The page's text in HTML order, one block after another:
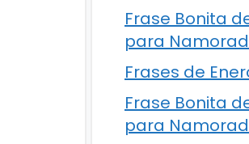
Frase Bonita
para
Frases de
Frase Bonita
para